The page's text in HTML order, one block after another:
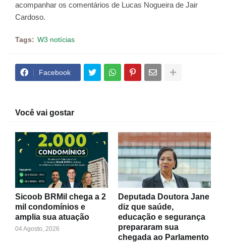
acompanhar os comentários de Lucas Nogueira de Jair
Cardoso.
Tags: W3 notícias
Facebook
Você vai gostar
Sicoob BRMil chega a 2
mil condomínios e
amplia sua atuação
04 Agosto, 2026
Deputada Doutora Jane
diz que saúde,
educação e segurança
prepararam sua
chegada ao Parlamento